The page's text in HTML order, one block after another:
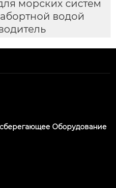
морских систем
водой
Оборудование